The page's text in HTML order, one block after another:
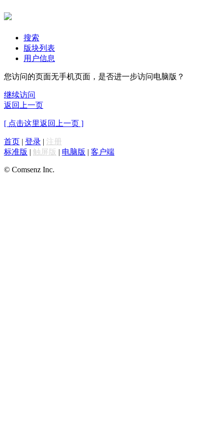
搜索
版块列表
用户信息
您访问的页面无手机页面，是否进一步访问电脑版？
继续访问
返回上一页
[ 点击这里返回上一页 ]
首页 | 登录 | 注册
标准版 | 触屏版 | 电脑版 | 客户端
© Comsenz Inc.